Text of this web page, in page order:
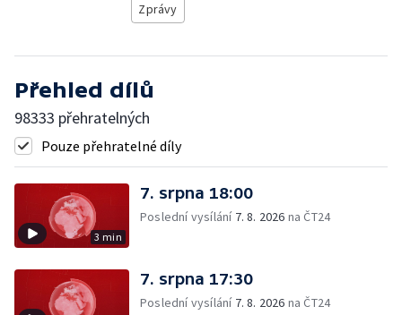
Zprávy
Přehled dílů
98333 přehratelných
Pouze přehratelné díly
3 min
7. srpna 18:00
Poslední vysílání 7. 8. 2026 na ČT24
7. srpna 17:30
Poslední vysílání 7. 8. 2026 na ČT24